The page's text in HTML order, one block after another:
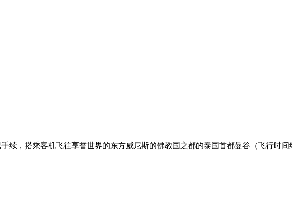
续，搭乘客机飞往享誉世界的东方威尼斯的佛教国之都的泰国首都曼谷（飞行时